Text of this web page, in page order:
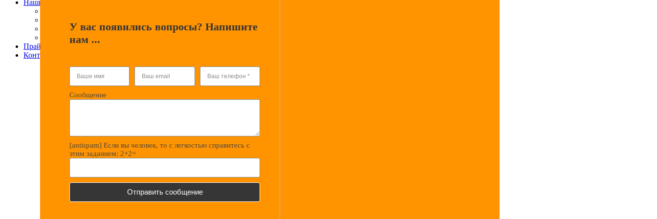
У вас появились вопросы? Напишите
нам ...
Сообщение
[antispam] Если вы человек, то с легкостью справитесь с
этим заданием: 2+2=
Отправить сообщение
Наши услуги
Энергоаудит
Обслуживание электрики
Прайс-лист
Контакты